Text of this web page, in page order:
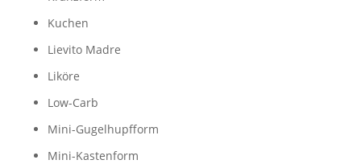
Kuchen
Lievito Madre
Liköre
Low-Carb
Mini-Gugelhupfform
Mini-Kastenform